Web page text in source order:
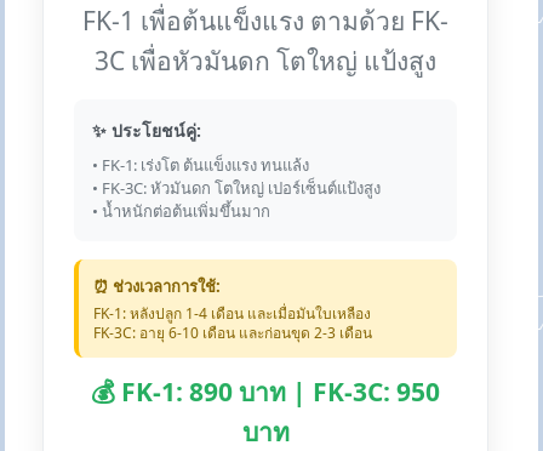
FK-1 เพื่อต้นแข็งแรง ตามด้วย FK-
3C เพื่อหัวมันดก โตใหญ่ แป้งสูง
✨ ประโยชน์คู่:
• FK-1: เร่งโต ต้นแข็งแรง ทนแล้ง
• FK-3C: หัวมันดก โตใหญ่ เปอร์เซ็นต์แป้งสูง
• น้ำหนักต่อต้นเพิ่มขึ้นมาก
⏰ ช่วงเวลาการใช้:
FK-1: หลังปลูก 1-4 เดือน และเมื่อมันใบเหลือง
FK-3C: อายุ 6-10 เดือน และก่อนขุด 2-3 เดือน
💰 FK-1: 890 บาท | FK-3C: 950
บาท